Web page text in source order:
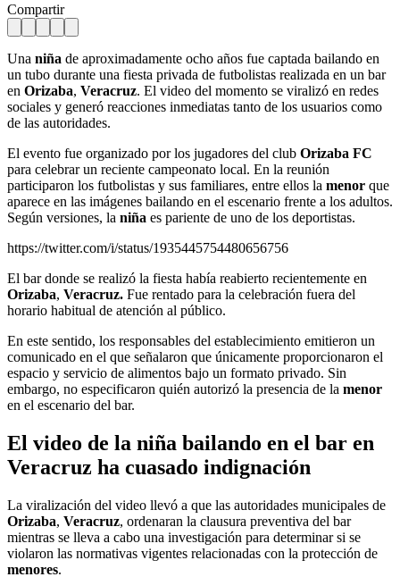
Compartir
Una niña de aproximadamente ocho años fue captada bailando en
un tubo durante una fiesta privada de futbolistas realizada en un bar
en Orizaba, Veracruz. El video del momento se viralizó en redes
sociales y generó reacciones inmediatas tanto de los usuarios como
de las autoridades.
El evento fue organizado por los jugadores del club Orizaba FC
para celebrar un reciente campeonato local. En la reunión
participaron los futbolistas y sus familiares, entre ellos la menor que
aparece en las imágenes bailando en el escenario frente a los adultos.
Según versiones, la niña es pariente de uno de los deportistas.
https://twitter.com/i/status/1935445754480656756
El bar donde se realizó la fiesta había reabierto recientemente en
Orizaba, Veracruz. Fue rentado para la celebración fuera del
horario habitual de atención al público.
En este sentido, los responsables del establecimiento emitieron un
comunicado en el que señalaron que únicamente proporcionaron el
espacio y servicio de alimentos bajo un formato privado. Sin
embargo, no especificaron quién autorizó la presencia de la menor
en el escenario del bar.
El video de la niña bailando en el bar en
Veracruz ha cuasado indignación
La viralización del video llevó a que las autoridades municipales de
Orizaba, Veracruz, ordenaran la clausura preventiva del bar
mientras se lleva a cabo una investigación para determinar si se
violaron las normativas vigentes relacionadas con la protección de
menores.